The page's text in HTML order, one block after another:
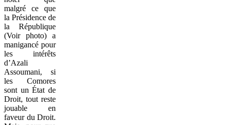
malgré ce que
la Présidence de
la République
(Voir photo) a
manigancé pour
les intérêts
d’Azali
Assoumani, si
les Comores
sont un État de
Droit, tout reste
jouable en
faveur du Droit.